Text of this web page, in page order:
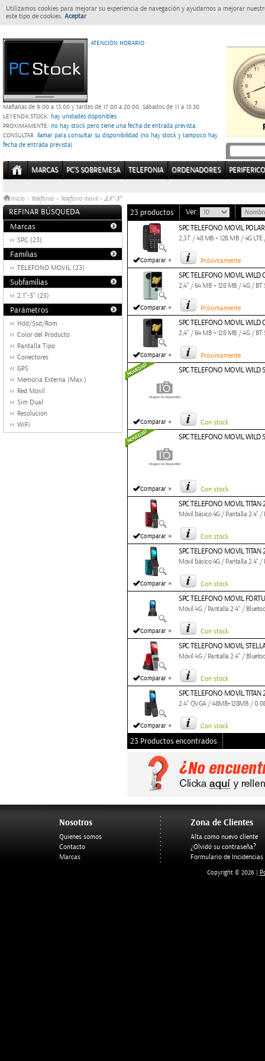
Utilizamos cookies para mejorar su experiencia de navegación y ayudarnos a mejorar
este tipo de cookies. Aceptar
ATENCIÓN HORARIO
Mañanas de 9:00 a 13:00 y tardes de 17:00 a 20:00. Sábados de 11 a 13:30
LEYENDA:STOCK: hay unidades disponibles
PROXIMAMENTE: no hay stock pero tiene una fecha de entrada prevista.
CONSULTAR: llamar para consultar su disponibilidad (no hay stock y tampoco hay
fecha de entrada prevista)
.
MARCAS PC'S SOBREMESA TELEFONIA ORDENADORES
Inicio > Telefonia » Telefono movil» 2.1"-3"
REFINAR BÚSQUEDA
Marcas
SPC (23)
Familias
TELEFONO MOVIL (23)
Subfamilias
2.1"-3" (23)
Parámetros
Hdd/Ssd/Rom
Color del Producto
Pantalla Tipo
Conectores
GPS
Memoria Externa (Max.)
Red Movil
Sim Dual
Resolución
WiFi
23 productos Ver:
Comparar »
SPC TELEFONO MOVIL
2,31" / 48 MB + 128 MB / 4G LTE
Próximamente
Comparar »
SPC TELEFONO MOVIL WILD
2,4" / 64 MB + 128 MB / 4G / BT
Próximamente
Comparar »
SPC TELEFONO MOVIL WILD
2,4" / 64 MB + 128 MB / 4G / BT
Próximamente
Comparar »
SPC TELEFONO MOVIL WILD
Con stock
Comparar »
SPC TELEFONO MOVIL WILD
Con stock
Comparar »
SPC TELEFONO MOVIL TITAN
Móvil básico 4G / Pantalla 2.4"
Con stock
Comparar »
SPC TELEFONO MOVIL TITAN
Móvil básico 4G / Pantalla 2.4"
Con stock
Comparar »
SPC TELEFONO MOVIL
Móvil 4G / Pantalla 2.4" /
Con stock
Comparar »
SPC TELEFONO MOVIL
Móvil 4G / Pantalla 2.4" /
Con stock
Comparar »
SPC TELEFONO MOVIL TITAN
2.4" QVGA / 48MB+128MB /
Con stock
23 Productos encontrados
Nosotros
Quienes somos
Contacto
Marcas
Zona de Clientes
Alta como nuevo cliente
¿Olvidó su contraseña?
Formulario de Incidencias
Copyright © 2026 |